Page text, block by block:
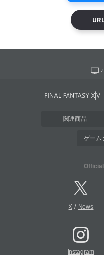
関連商品
ゲーム
X/ News
Instagram